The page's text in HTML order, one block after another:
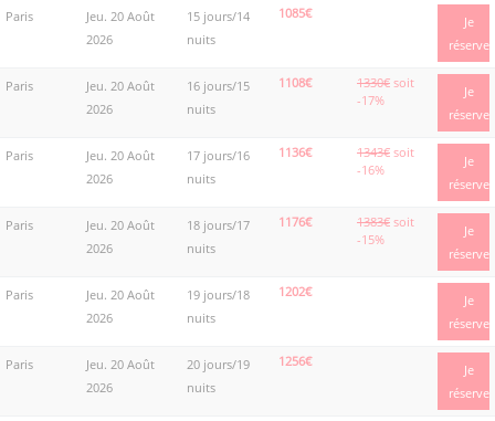
Paris
Jeu. 20 Août
2026
15 jours/14
nuits
1085€
Je
réserve
Paris
Jeu. 20 Août
2026
16 jours/15
nuits
1108€ 1330€ soit
-17%
Je
réserve
Paris
Jeu. 20 Août
2026
17 jours/16
nuits
1136€ 1343€ soit
-16%
Je
réserve
Paris
Jeu. 20 Août
2026
18 jours/17
nuits
1176€ 1383€ soit
-15%
Je
réserve
Paris
Jeu. 20 Août
2026
19 jours/18
nuits
1202€
Je
réserve
Paris
Jeu. 20 Août
2026
20 jours/19
nuits
1256€
Je
réserve